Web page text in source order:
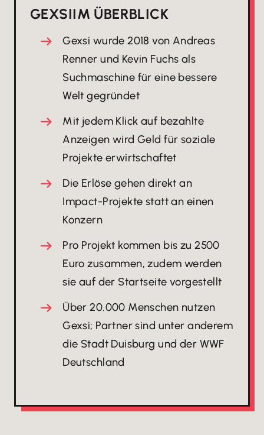
GEXSIIM ÜBERBLICK
Gexsi wurde 2018 von Andreas
Renner und Kevin Fuchs als
Suchmaschine für eine bessere
Welt gegründet
Mit jedem Klick auf bezahlte
Anzeigen wird Geld für soziale
Projekte erwirtschaftet
Die Erlöse gehen direkt an
Impact-Projekte statt an einen
Konzern
Pro Projekt kommen bis zu 2500
Euro zusammen, zudem werden
sie auf der Startseite vorgestellt
Über 20.000 Menschen nutzen
Gexsi; Partner sind unter anderem
die Stadt Duisburg und der WWF
Deutschland